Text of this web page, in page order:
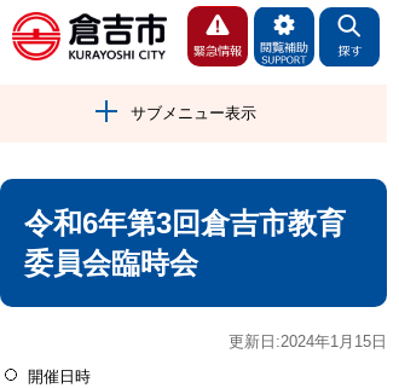
サブメニュー表示
令和6年第3回倉吉市教育
委員会臨時会
更新日:2024年1月15日
開催日時